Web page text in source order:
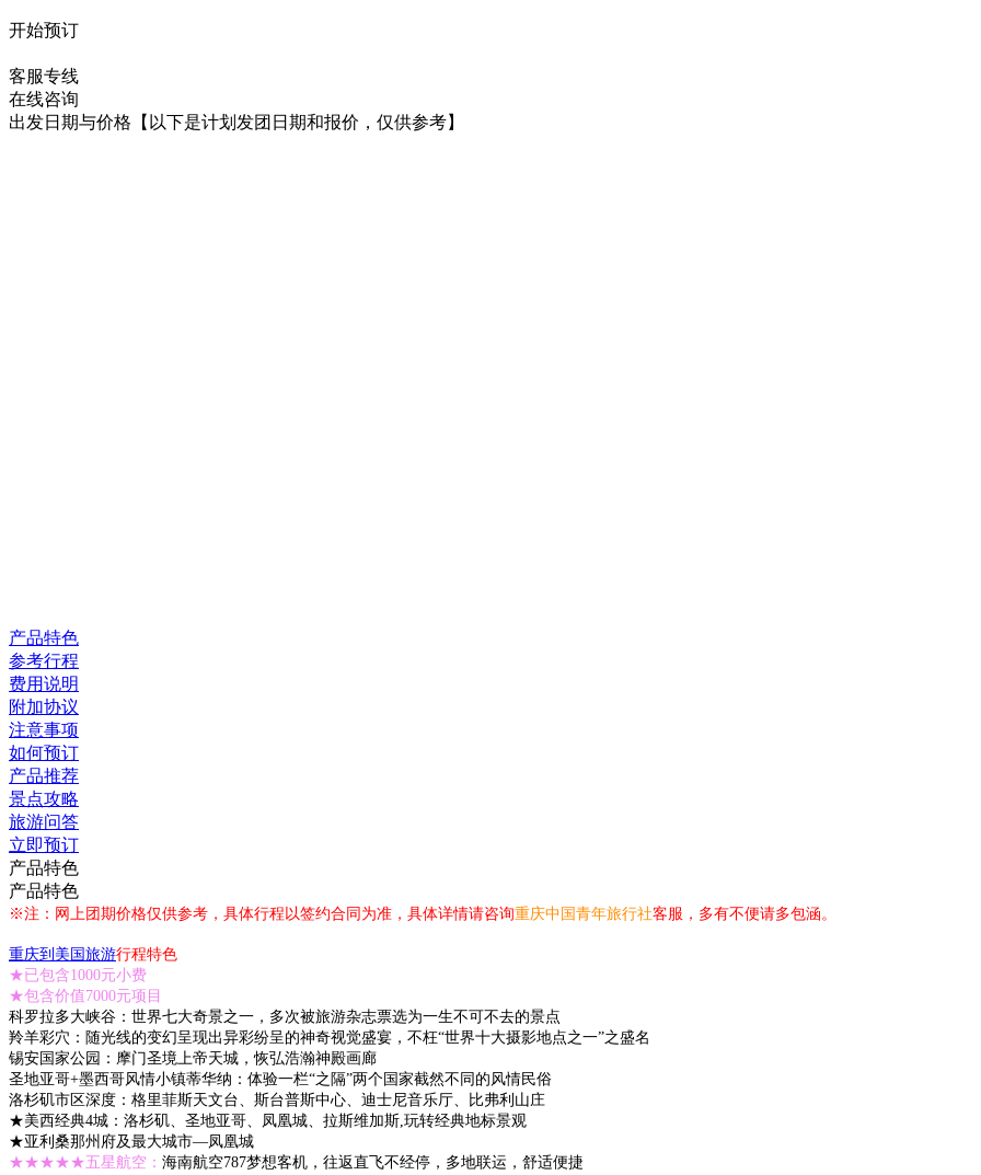
开始预订
客服专线
在线咨询
出发日期与价格 【以下是计划发团日期和报价，仅供参考】
产品特色
参考行程
费用说明
附加协议
注意事项
如何预订
产品推荐
景点攻略
旅游问答
立即预订
产品特色
产品特色
※注：网上团期价格仅供参考，具体行程以签约合同为准，具体详情请咨询重庆中国青年旅行社客服，多有不便请多包涵。
重庆到美国旅游行程特色
★已包含1000元小费
★包含价值7000元项目
科罗拉多大峡谷：世界七大奇景之一，多次被旅游杂志票选为一生不可不去的景点
羚羊彩穴：随光线的变幻呈现出异彩纷呈的神奇视觉盛宴，不枉“世界十大摄影地点之一”之盛名
锡安国家公园：摩门圣境上帝天城，恢弘浩瀚神殿画廊
圣地亚哥+墨西哥风情小镇蒂华纳：体验一栏“之隔”两个国家截然不同的风情民俗
洛杉矶市区深度：格里菲斯天文台、斯台普斯中心、迪士尼音乐厅、比弗利山庄
★美西经典4城：洛杉矶、圣地亚哥、凤凰城、拉斯维加斯,玩转经典地标景观
★亚利桑那州府及最大城市—凤凰城
★★★★★五星航空： 海南航空787梦想客机，往返直飞不经停，多地联运，舒适便捷